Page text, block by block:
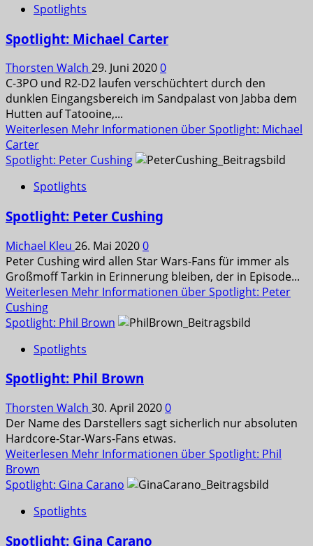
Spotlights
Spotlight: Michael Carter
Thorsten Walch 29. Juni 20200
C-3PO und R2-D2 laufen verschüchtert durch den
dunklen Eingangsbereich im Sandpalast von Jabba dem
Hutten auf Tatooine,...
Weiterlesen Mehr Informationen über Spotlight: Michael
Carter
Spotlight: Peter Cushing
Spotlights
Spotlight: Peter Cushing
Michael Kleu 26. Mai 20200
Peter Cushing wird allen Star Wars-Fans für immer als
Großmoff Tarkin in Erinnerung bleiben, der in Episode...
Weiterlesen Mehr Informationen über Spotlight: Peter
Cushing
Spotlight: Phil Brown
Spotlights
Spotlight: Phil Brown
Thorsten Walch 30. April 20200
Der Name des Darstellers sagt sicherlich nur absoluten
Hardcore-Star-Wars-Fans etwas.
Weiterlesen Mehr Informationen über Spotlight: Phil
Brown
Spotlight: Gina Carano
Spotlights
Spotlight: Gina Carano